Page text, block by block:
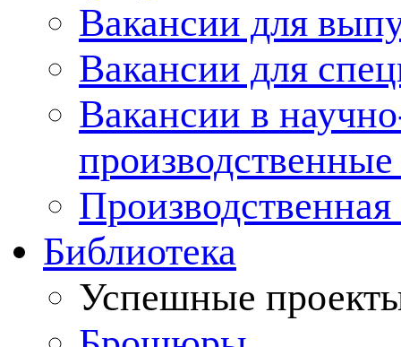
Вакансии для
Вакансии для
Вакансии в
Производственная
Библиотека
Успешные